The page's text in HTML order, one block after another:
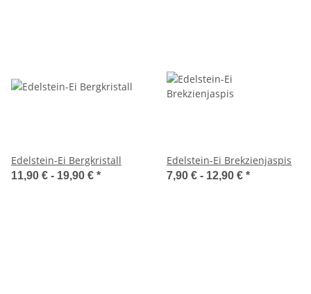
Edelstein-Ei Bergkristall
11,90 € - 19,90 € *
Edelstein-Ei Brekzienjaspis
7,90 € - 12,90 € *